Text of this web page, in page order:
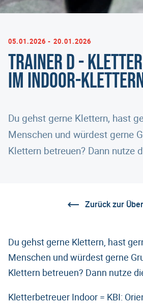
05.01.2026 - 20.01.2026
Trainer D -
im Indoor-
Du gehst gerne Klettern, hast
Menschen und würdest gerne
Klettern betreuen? Dann nutze
Zurück zur
Du gehst gerne Klettern, hast
Menschen und würdest gerne
Klettern betreuen? Dann nutze
Kletterbetreuer Indoor = KBI: